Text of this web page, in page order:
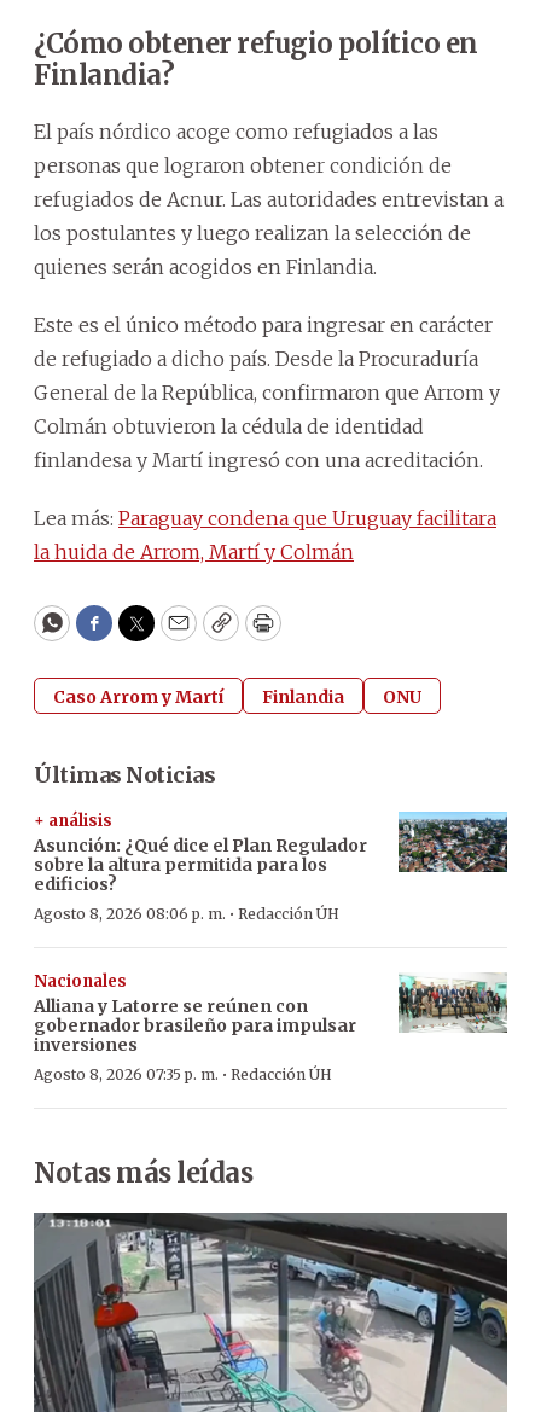
¿Cómo obtener refugio político en
Finlandia?
El país nórdico acoge como refugiados a las
personas que lograron obtener condición de
refugiados de Acnur. Las autoridades entrevistan a
los postulantes y luego realizan la selección de
quienes serán acogidos en Finlandia.
Este es el único método para ingresar en carácter
de refugiado a dicho país. Desde la Procuraduría
General de la República, confirmaron que Arrom y
Colmán obtuvieron la cédula de identidad
finlandesa y Martí ingresó con una acreditación.
Lea más: Paraguay condena que Uruguay facilitara
la huida de Arrom, Martí y Colmán
WhatsApp
Facebook
Twitter
EmailCopyPrint
Caso Arrom y Martí Finlandia ONU
Últimas Noticias
+ análisis
Asunción: ¿Qué dice el Plan Regulador
sobre la altura permitida para los
edificios?
Agosto 8, 2026 08:06 p. m. · Redacción ÚH
Nacionales
Alliana y Latorre se reúnen con
gobernador brasileño para impulsar
inversiones
Agosto 8, 2026 07:35 p. m. · Redacción ÚH
Notas más leídas